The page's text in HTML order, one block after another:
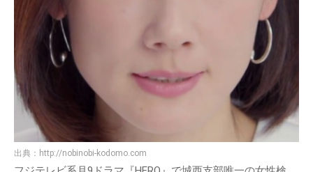
出典： http://nobinobi-kodomo.com